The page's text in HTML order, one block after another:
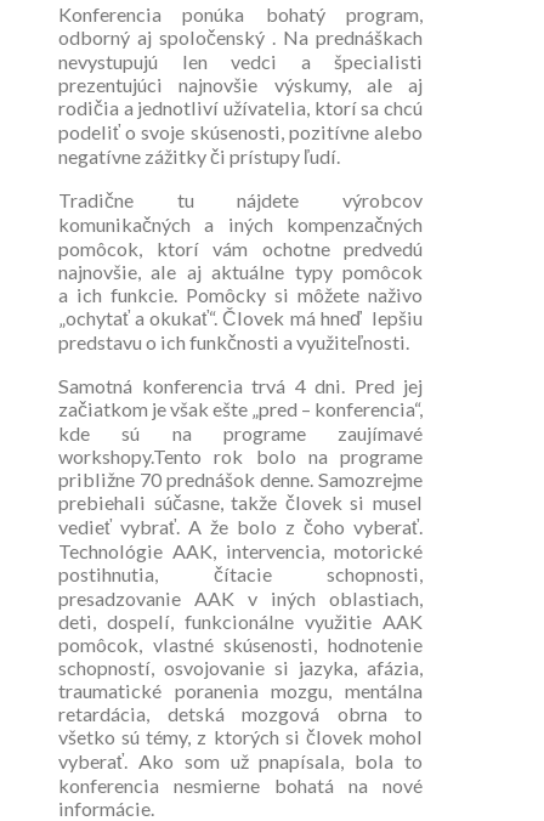
Konferencia ponúka bohatý program,
odborný aj spoločenský . Na prednáškach
nevystupujú len vedci a špecialisti
prezentujúci najnovšie výskumy, ale aj
rodičia a jednotliví užívatelia, ktorí sa chcú
podeliť o svoje skúsenosti, pozitívne alebo
negatívne zážitky či prístupy ľudí.
Tradične tu nájdete výrobcov
komunikačných a iných kompenzačných
pomôcok, ktorí vám ochotne predvedú
najnovšie, ale aj aktuálne typy pomôcok
a ich funkcie. Pomôcky si môžete naživo
„ochytať a okukať“. Človek má hneď lepšiu
predstavu o ich funkčnosti a využiteľnosti.
Samotná konferencia trvá 4 dni. Pred jej
začiatkom je však ešte „pred – konferencia“,
kde sú na programe zaujímavé
workshopy.Tento rok bolo na programe
približne 70 prednášok denne. Samozrejme
prebiehali súčasne, takže človek si musel
vedieť vybrať. A že bolo z čoho vyberať.
Technológie AAK, intervencia, motorické
postihnutia, čítacie schopnosti,
presadzovanie AAK v iných oblastiach,
deti, dospelí, funkcionálne využitie AAK
pomôcok, vlastné skúsenosti, hodnotenie
schopností, osvojovanie si jazyka, afázia,
traumatické poranenia mozgu, mentálna
retardácia, detská mozgová obrna to
všetko sú témy, z ktorých si človek mohol
vyberať. Ako som už pnapísala, bola to
konferencia nesmierne bohatá na nové
informácie.